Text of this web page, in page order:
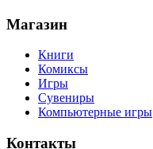
Магазин
Книги
Комиксы
Игры
Сувениры
Компьютерные игры
Контакты